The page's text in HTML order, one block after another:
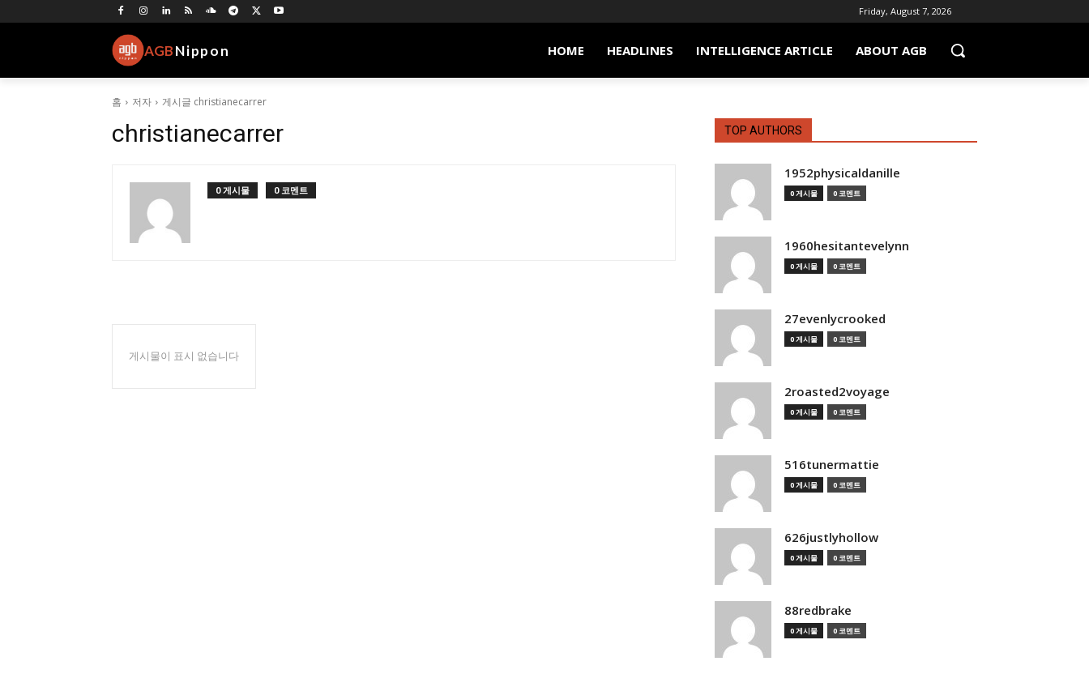
Friday, August 7, 2026
AGBNippon HOME HEADLINES INTELLIGENCE ARTICLE ABOUT AGB
홈 저자 게시글 christianecarrer
christianecarrer
0 게시물 0 코멘트
게시물이 표시 없습니다
TOP AUTHORS
1952physicaldanille
0 게시물 0 코멘트
1960hesitantevelynn
0 게시물 0 코멘트
27evenlycrooked
0 게시물 0 코멘트
2roasted2voyage
0 게시물 0 코멘트
516tunermattie
0 게시물 0 코멘트
626justlyhollow
0 게시물 0 코멘트
88redbrake
0 게시물 0 코멘트